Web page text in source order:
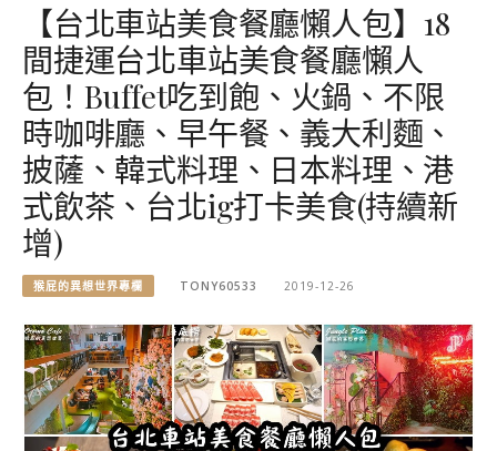
【台北車站美食餐廳懶人包】18
間捷運台北車站美食餐廳懶人
包！Buffet吃到飽、火鍋、不限
時咖啡廳、早午餐、義大利麵、
披薩、韓式料理、日本料理、港
式飲茶、台北ig打卡美食(持續新
增)
猴屁的異想世界專欄 TONY60533 2019-12-26